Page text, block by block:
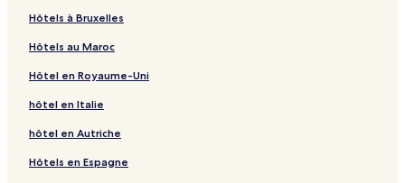
Hôtels à Bruxelles
Hôtels au Maroc
Hôtel en Royaume-Uni
hôtel en Italie
hôtel en Autriche
Hôtels en Espagne